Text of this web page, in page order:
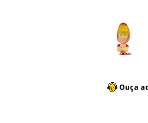
Ouça